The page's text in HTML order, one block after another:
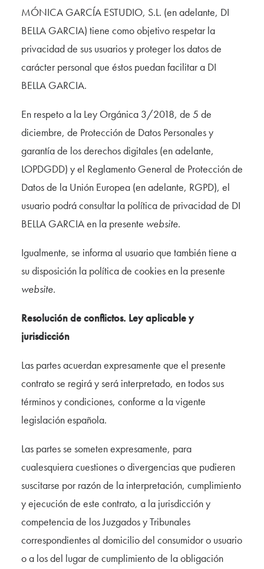
MÓNICA GARCÍA ESTUDIO, S.L. (en adelante, DI
BELLA GARCIA) tiene como objetivo respetar la
privacidad de sus usuarios y proteger los datos de
carácter personal que éstos puedan facilitar a DI
BELLA GARCIA.
En respeto a la Ley Orgánica 3/2018, de 5 de
diciembre, de Protección de Datos Personales y
garantía de los derechos digitales (en adelante,
LOPDGDD) y el Reglamento General de Protección de
Datos de la Unión Europea (en adelante, RGPD), el
usuario podrá consultar la política de privacidad de DI
BELLA GARCIA en la presente website.
Igualmente, se informa al usuario que también tiene a
su disposición la política de cookies en la presente
website.
Resolución de conflictos. Ley aplicable y
jurisdicción
Las partes acuerdan expresamente que el presente
contrato se regirá y será interpretado, en todos sus
términos y condiciones, conforme a la vigente
legislación española.
Las partes se someten expresamente, para
cualesquiera cuestiones o divergencias que pudieren
suscitarse por razón de la interpretación, cumplimiento
y ejecución de este contrato, a la jurisdicción y
competencia de los Juzgados y Tribunales
correspondientes al domicilio del consumidor o usuario
o a los del lugar de cumplimiento de la obligación